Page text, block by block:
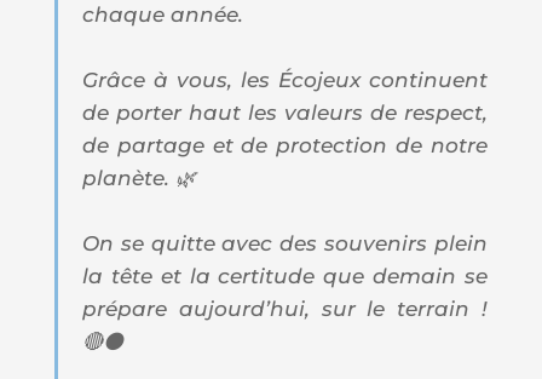
chaque année.
Grâce à vous, les Écojeux continuent
de porter haut les valeurs de respect,
de partage et de protection de notre
planète. 🌿
On se quitte avec des souvenirs plein
la tête et la certitude que demain se
prépare aujourd’hui, sur le terrain !
🔴⚫️